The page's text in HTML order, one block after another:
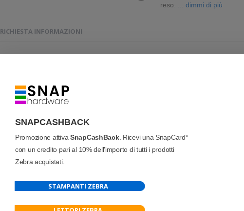
SNAPCASHBACK
Promozione attiva SnapCashBack. Ricevi una SnapCard*
con un credito pari al 10% dell'importo di tutti i prodotti
Zebra acquistati.
STAMPANTI ZEBRA
reso.
... dimmi di più
RICHIESTA INFORMAZIONI